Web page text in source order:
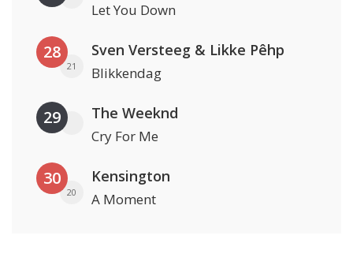
Let You Down
28
21
Sven Versteeg & Likke Pêhp
Blikkendag
29 The Weeknd
Cry For Me
30
20
Kensington
A Moment